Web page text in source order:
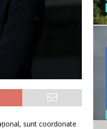
sunt coordonate